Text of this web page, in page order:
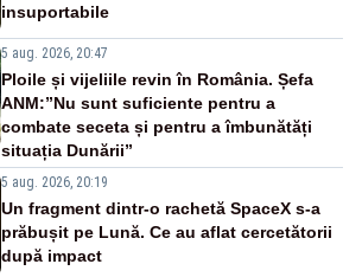
insuportabile
5 aug. 2026, 20:47
Ploile și vijeliile revin în România. Șefa
ANM:”Nu sunt suficiente pentru a
combate seceta și pentru a îmbunătăți
situația Dunării”
5 aug. 2026, 20:19
Un fragment dintr-o rachetă SpaceX s-a
prăbușit pe Lună. Ce au aflat cercetătorii
după impact